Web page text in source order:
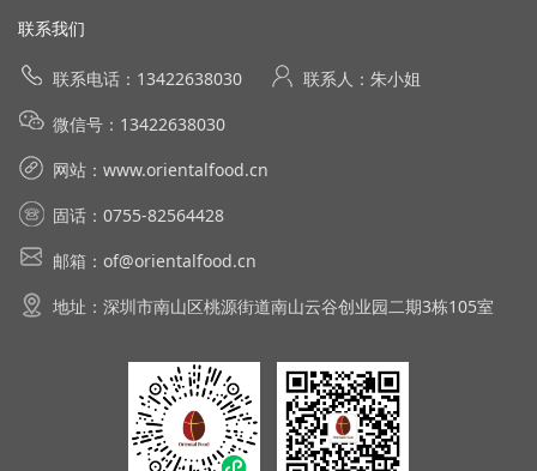
联系我们
联系电话：13422638030
联系人：朱小姐
微信号：13422638030
网站： www.orientalfood.cn
固话：0755-82564428
邮箱：of@orientalfood.cn
地址：深圳市南山区桃源街道南山云谷创业园二期3栋105室